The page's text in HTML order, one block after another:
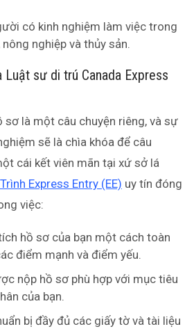
có kinh nghiệm làm việc trong
nghiệp và thủy sản.
sư di trú Canada Express
sơ là một câu chuyện riêng, và sự
sẽ là chìa khóa để câu
cái kết viên mãn tại xứ sở lá
Express Entry (EE) uy tín đóng
việc:
hồ sơ của bạn một cách toàn
điểm mạnh và điểm yếu.
nộp hồ sơ phù hợp với mục tiêu
của bạn.
bị đầy đủ các giấy tờ và tài liệu